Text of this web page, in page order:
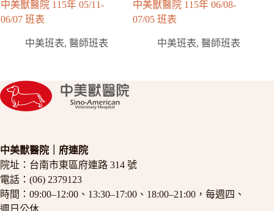
中美獸醫院 115年 05/11-
06/07 班表
中美班表, 醫師班表
中美獸醫院 115年 06/08-
07/05 班表
中美班表, 醫師班表
中美獸醫院｜府連院
院址： 台南市東區府連路 314 號
電話： (06) 2379123
時間：09:00–12:00、13:30–17:00、18:00–21:00，每週四、
週日公休